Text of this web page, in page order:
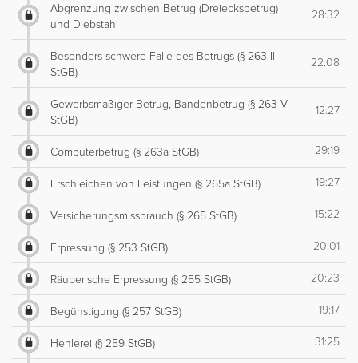
Abgrenzung zwischen Betrug (Dreiecksbetrug)
und Diebstahl
28:32
Besonders schwere Fälle des Betrugs (§ 263 III
StGB)
22:08
Gewerbsmäßiger Betrug, Bandenbetrug (§ 263 V
StGB)
12:27
Computerbetrug (§ 263a StGB) 29:19
Erschleichen von Leistungen (§ 265a StGB) 19:27
Versicherungsmissbrauch (§ 265 StGB) 15:22
Erpressung (§ 253 StGB) 20:01
Räuberische Erpressung (§ 255 StGB) 20:23
Begünstigung (§ 257 StGB) 19:17
Hehlerei (§ 259 StGB) 31:25